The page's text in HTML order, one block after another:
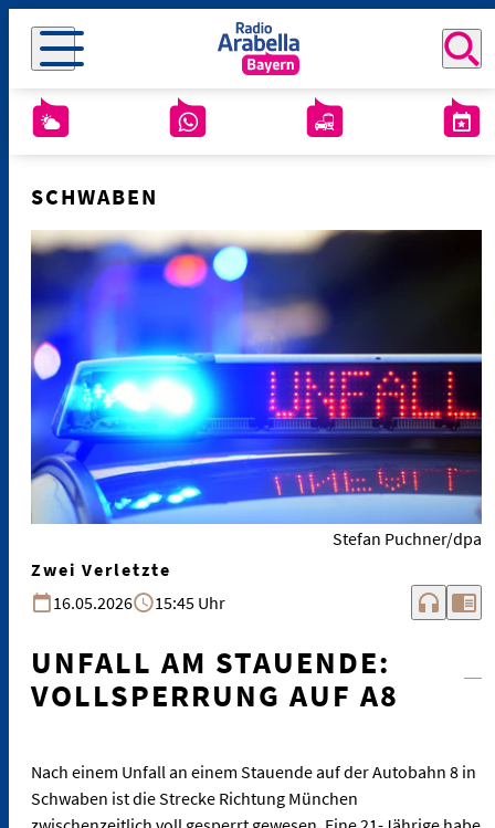
SCHWABEN
Stefan Puchner/dpa
Zwei Verletzte
16.05.2026
15:45 Uhr headphones chrome_reader_mode
UNFALL AM STAUENDE:
VOLLSPERRUNG AUF A8
Nach einem Unfall an einem Stauende auf der Autobahn 8 in
Schwaben ist die Strecke Richtung München